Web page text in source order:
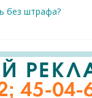
без штрафа?
СК подвели
трансплантации